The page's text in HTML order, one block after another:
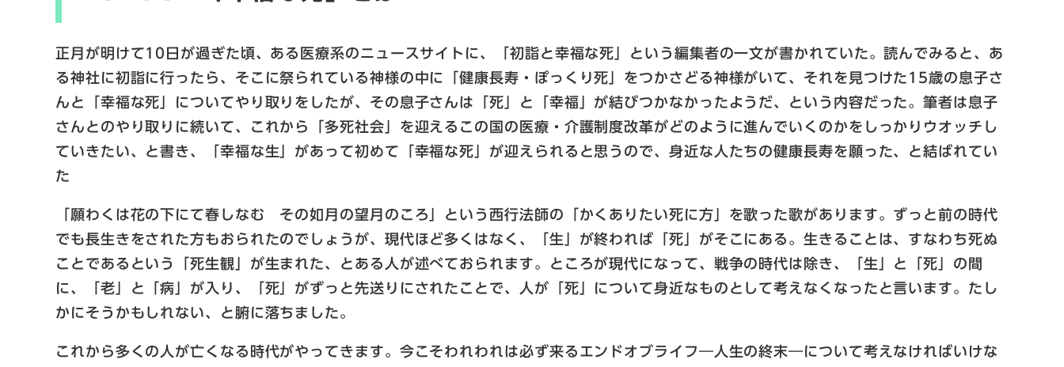
正月が明けて10日が過ぎた頃、ある医療系のニュースサイトに、「初詣と幸福な死」という編集者の一文が書かれていた。読んでみると、あ
る神社に初詣に行ったら、そこに祭られている神様の中に「健康長寿・ぽっくり死」をつかさどる神様がいて、それを見つけた15歳の息子さ
んと「幸福な死」についてやり取りをしたが、その息子さんは「死」と「幸福」が結びつかなかったようだ、という内容だった。筆者は息子
さんとのやり取りに続いて、これから「多死社会」を迎えるこの国の医療・介護制度改革がどのように進んでいくのかをしっかりウオッチし
ていきたい、と書き、「幸福な生」があって初めて「幸福な死」が迎えられると思うので、身近な人たちの健康長寿を願った、と結ばれてい
た
「願わくは花の下にて春しなむ その如月の望月のころ」という西行法師の「かくありたい死に方」を歌った歌があります。ずっと前の時代
でも長生きをされた方もおられたのでしょうが、現代ほど多くはなく、「生」が終われば「死」がそこにある。生きることは、すなわち死ぬ
ことであるという「死生観」が生まれた、とある人が述べておられます。ところが現代になって、戦争の時代は除き、「生」と「死」の間
に、「老」と「病」が入り、「死」がずっと先送りにされたことで、人が「死」について身近なものとして考えなくなったと言います。たし
かにそうかもしれない、と腑に落ちました。
これから多くの人が亡くなる時代がやってきます。今こそわれわれは必ず来るエンドオブライフ―人生の終末―について考えなければいけな